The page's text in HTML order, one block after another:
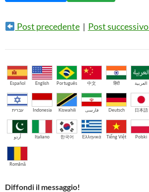
Post precedente| Post successivo
Español English Português 中文 हिंदी العربية
עברית Indonesia Kiswahili فارسی Deutsch 日本語
اُردو Italiano 한국어 Ελληνικά Tiếng Việt Polski
Română
Diffondi il messaggio!